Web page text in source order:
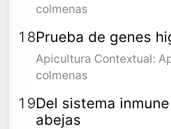
colmenas
Prueba de genes
Apicultura Contextual:
colmenas
Del sistema
abejas